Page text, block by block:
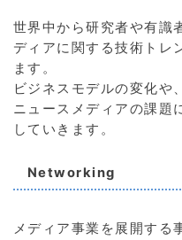
世界中から研究者や有識
ディアに関する技術トレ
ます。
ビジネスモデルの変化や
ニュースメディアの課題
していきます。
Networking
メディア事業を展開する